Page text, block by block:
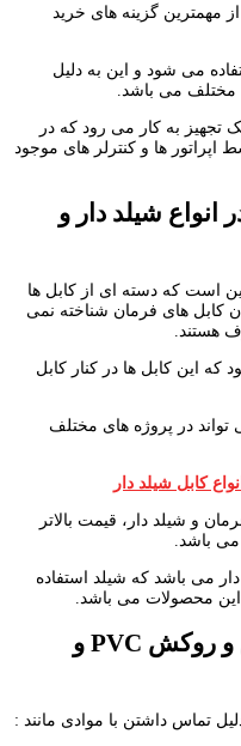
مهمترین گزینه های خرید
می شود و این به دلیل
مختلف می باشد.
تجهیز به کار می رود که در
اپراتور ها و کنترلر های موجود
12 رشته در انواع شیلد دار و
است که دسته ای از کابل ها
کابل های فرمان شناخته نمی
هستند.
که این کابل ها در کنار کابل
تواند در پروژه های مختلف
کابل شیلد دار
و شیلد دار، قیمت بالاتر
باشد.
می باشد که شیلد استفاده
محصولات می باشد.
PVC و
تماس داشتن با موادی مانند :